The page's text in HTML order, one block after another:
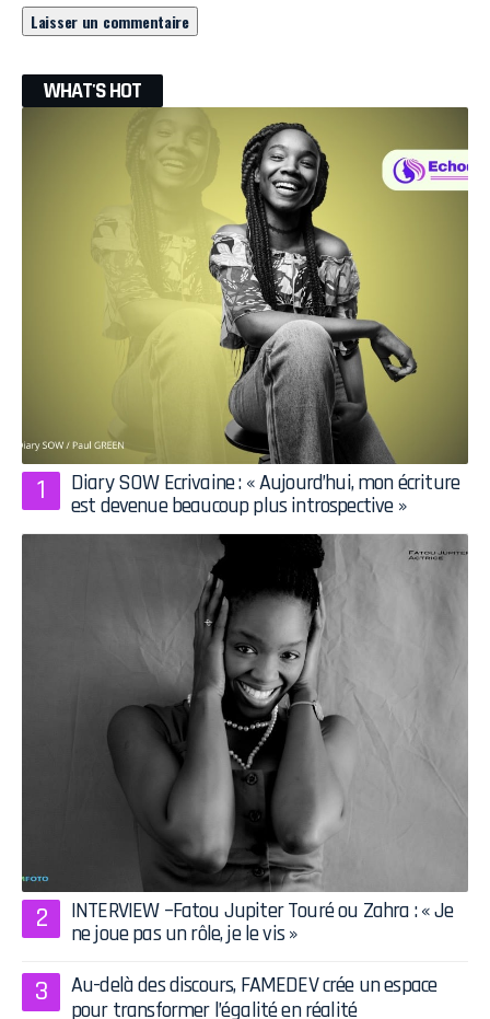
WHAT'S HOT
Diary SOW Ecrivaine : « Aujourd’hui, mon écriture
est devenue beaucoup plus introspective »
INTERVIEW –Fatou Jupiter Touré ou Zahra : « Je
ne joue pas un rôle, je le vis »
Au-delà des discours, FAMEDEV crée un espace
pour transformer l’égalité en réalité